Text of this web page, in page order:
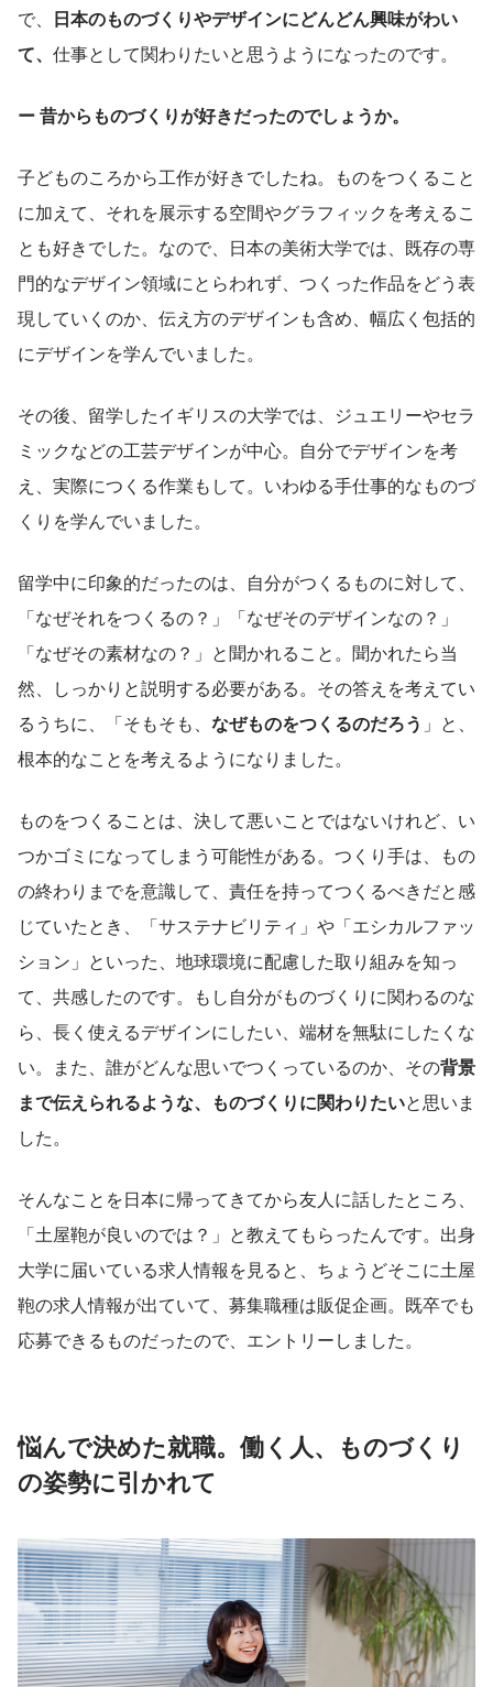
で、 日本のものづくりやデザインにどんどん興味がわい
て、 仕事として関わりたいと思うようになったのです。
ー 昔からものづくりが好きだったのでしょうか。
子どものころから工作が好きでしたね。ものをつくること
に加えて、それを展示する空間やグラフィックを考えるこ
とも好きでした。なので、日本の美術大学では、既存の専
門的なデザイン領域にとらわれず、つくった作品をどう表
現していくのか、伝え方のデザインも含め、幅広く包括的
にデザインを学んでいました。
その後、留学したイギリスの大学では、ジュエリーやセラ
ミックなどの工芸デザインが中心。自分でデザインを考
え、実際につくる作業もして。いわゆる手仕事的なものづ
くりを学んでいました。
留学中に印象的だったのは、自分がつくるものに対して、
「なぜそれをつくるの？」「なぜそのデザインなの？」
「なぜその素材なの？」と聞かれること。聞かれたら当
然、しっかりと説明する必要がある。その答えを考えてい
るうちに、「そもそも、 なぜものをつくるのだろう 」と、
根本的なことを考えるようになりました。
ものをつくることは、決して悪いことではないけれど、い
つかゴミになってしまう可能性がある。つくり手は、もの
の終わりまでを意識して、責任を持ってつくるべきだと感
じていたとき、「サステナビリティ」や「エシカルファッ
ション」といった、地球環境に配慮した取り組みを知っ
て、共感したのです。もし自分がものづくりに関わるのな
ら、長く使えるデザインにしたい、端材を無駄にしたくな
い。また、誰がどんな思いでつくっているのか、その背景
まで伝えられるような、ものづくりに関わりたいと思いま
した。
そんなことを日本に帰ってきてから友人に話したところ、
「土屋鞄が良いのでは？」と教えてもらったんです。出身
大学に届いている求人情報を見ると、ちょうどそこに土屋
鞄の求人情報が出ていて、募集職種は販促企画。既卒でも
応募できるものだったので、エントリーしました。
悩んで決めた就職。働く人、ものづくり
の姿勢に引かれて